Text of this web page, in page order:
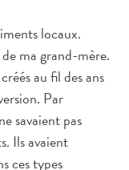
locaux.
ma grand-mère.
au fil des ans
Par
savaient pas
Ils avaient
ces types